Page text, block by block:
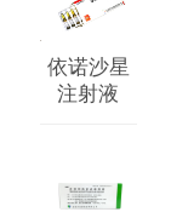
依诺沙星
注射液